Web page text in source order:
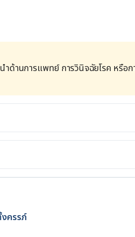
ด้านการแพทย์ การวินิจฉัยโรค หรือก
to choose.
pregnancy-week-by-week/in-
April 6, 2022.
pregnancy/pre-pregnancy-
Junnet
ครรภ์